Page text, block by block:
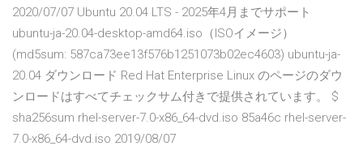
2020/07/07 Ubuntu 20.04 LTS - 2025年4月までサポート
ubuntu-ja-20.04-desktop-amd64.iso（ISOイメージ）
(md5sum: 587ca73ee13f576b1251073b02ec4603) ubuntu-ja-
20.04 ダウンロード Red Hat Enterprise Linux のページのダウ
ンロードはすべてチェックサム付きで提供されています。 $
sha256sum rhel-server-7.0-x86_64-dvd.iso 85a46c rhel-server-
7.0-x86_64-dvd.iso 2019/08/07